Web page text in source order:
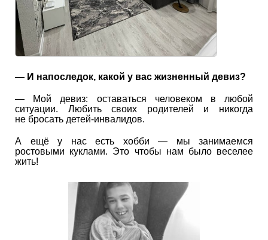
— И напоследок, какой у вас жизненный девиз?
— Мой девиз: оставаться человеком в любой
ситуации. Любить своих родителей и никогда
не бросать детей-инвалидов.
А ещё у нас есть хобби — мы занимаемся
ростовыми куклами. Это чтобы нам было веселее
жить!